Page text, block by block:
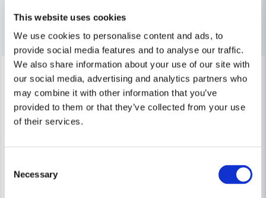
This website uses cookies
We use cookies to personalise content and ads, to
provide social media features and to analyse our traffic.
We also share information about your use of our site with
our social media, advertising and analytics partners who
may combine it with other information that you’ve
provided to them or that they’ve collected from your use
of their services.
Selection
Necessary
// toolab.se
Ja, ni får publicera min fråga
Anonym
Andra produkter i kategorin
-20% -21%